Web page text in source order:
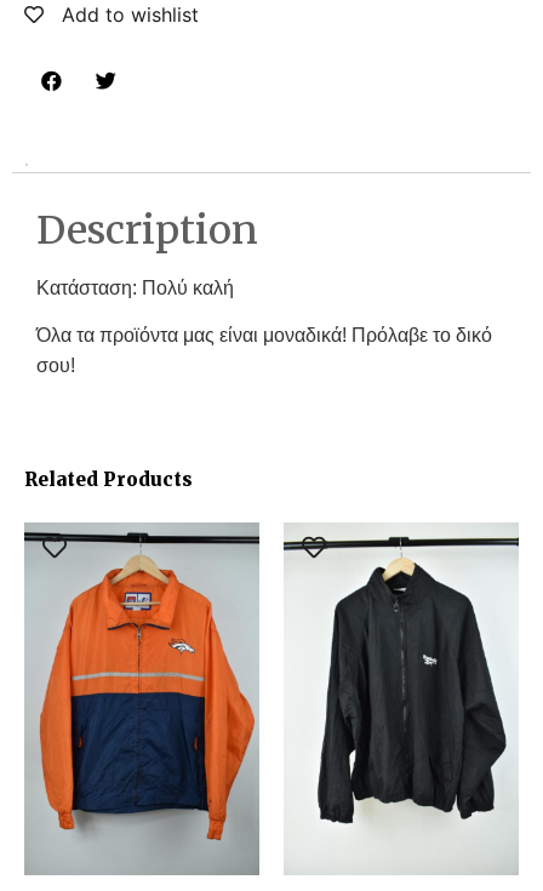
Add to wishlist
Description
Κατάσταση: Πολύ καλή
Όλα τα προϊόντα μας είναι μοναδικά! Πρόλαβε το δικό
σου!
Related Products